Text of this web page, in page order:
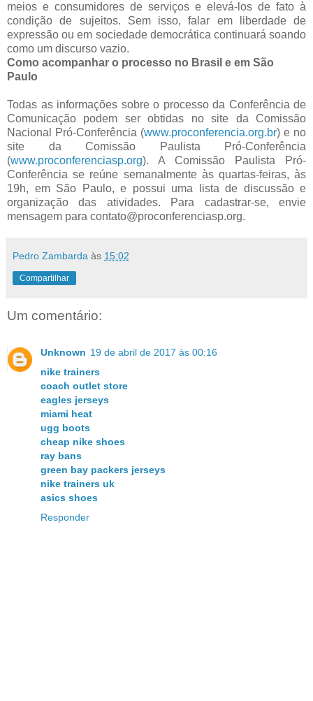
meios e consumidores de serviços e elevá-los de fato à
condição de sujeitos. Sem isso, falar em liberdade de
expressão ou em sociedade democrática continuará soando
como um discurso vazio.
Como acompanhar o processo no Brasil e em São
Paulo
Todas as informações sobre o processo da Conferência de
Comunicação podem ser obtidas no site da Comissão
Nacional Pró-Conferência (www.proconferencia.org.br) e no
site da Comissão Paulista Pró-Conferência
(www.proconferenciasp.org). A Comissão Paulista Pró-
Conferência se reúne semanalmente às quartas-feiras, às
19h, em São Paulo, e possui uma lista de discussão e
organização das atividades. Para cadastrar-se, envie
mensagem para contato@proconferenciasp.org.
Pedro Zambarda às 15:02
Compartilhar
Um comentário:
Unknown 19 de abril de 2017 às 00:16
nike trainers
coach outlet store
eagles jerseys
miami heat
ugg boots
cheap nike shoes
ray bans
green bay packers jerseys
nike trainers uk
asics shoes
Responder